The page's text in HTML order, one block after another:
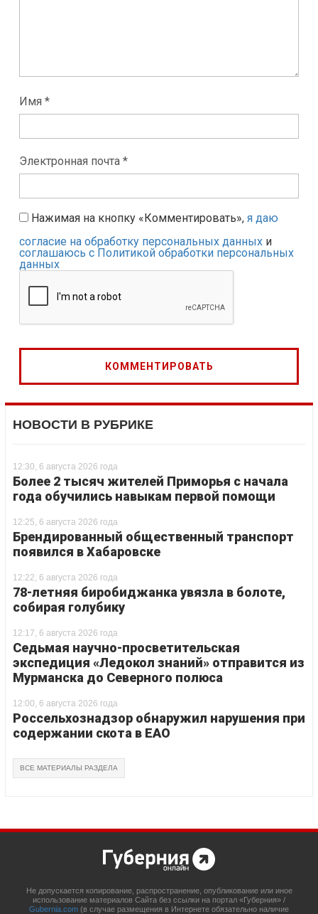
Имя *
Электронная почта *
Нажимая на кнопку «Комментировать», я даю
согласие на обработку персональных данных и
соглашаюсь с Политикой обработки персональных
данных
НОВОСТИ В РУБРИКЕ
12:30, 6 августа 2026 года
Более 2 тысяч жителей Приморья с начала
года обучились навыкам первой помощи
12:25, 6 августа 2026 года
Брендированный общественный транспорт
появился в Хабаровске
12:22, 6 августа 2026 года
78-летняя биробиджанка увязла в болоте,
собирая голубику
12:17, 6 августа 2026 года
Седьмая научно-просветительская
экспедиция «Ледокол знаний» отправится из
Мурманска до Северного полюса
12:00, 6 августа 2026 года
Россельхознадзор обнаружил нарушения при
содержании скота в ЕАО
ВСЕ МАТЕРИАЛЫ РАЗДЕЛА
Не допускается копирование, распространение, опубликование или иное
использование материалов Сайта без ссылки на портал «Губерния» /
Gubernia.com (в случае размещения в Интернете обязательно наличие